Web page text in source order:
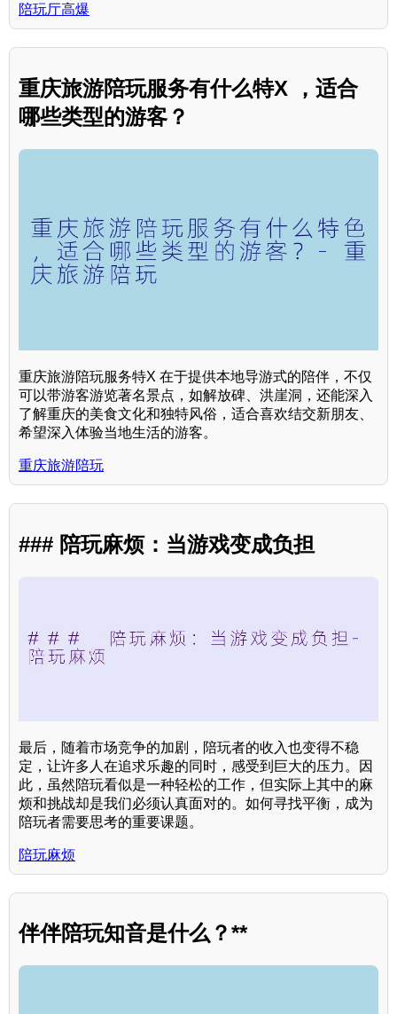
陪玩厅高爆
重庆旅游陪玩服务有什么特X ，适合
哪些类型的游客？
重庆旅游陪玩服务特X 在于提供本地导游式的陪伴，不仅
可以带游客游览著名景点，如解放碑、洪崖洞，还能深入
了解重庆的美食文化和独特风俗，适合喜欢结交新朋友、
希望深入体验当地生活的游客。
重庆旅游陪玩
### 陪玩麻烦：当游戏变成负担
最后，随着市场竞争的加剧，陪玩者的收入也变得不稳
定，让许多人在追求乐趣的同时，感受到巨大的压力。因
此，虽然陪玩看似是一种轻松的工作，但实际上其中的麻
烦和挑战却是我们必须认真面对的。如何寻找平衡，成为
陪玩者需要思考的重要课题。
陪玩麻烦
伴伴陪玩知音是什么？**